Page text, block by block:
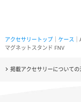
アクセサリートップ ケース
マグネットスタンド FNV
掲載アクセサリーについての